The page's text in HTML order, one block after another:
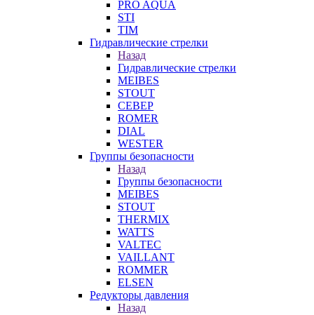
PRO AQUA
STI
TIM
Гидравлические стрелки
Назад
Гидравлические стрелки
MEIBES
STOUT
СЕВЕР
ROMER
DIAL
WESTER
Группы безопасности
Назад
Группы безопасности
MEIBES
STOUT
THERMIX
WATTS
VALTEC
VAILLANT
ROMMER
ELSEN
Редукторы давления
Назад